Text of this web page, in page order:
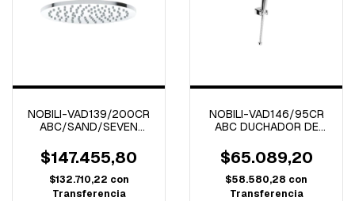
NOBILI-VAD139/200CR
ABC/SAND/SEVEN
CROMO 20 CM
$147.455,80
$132.710,22 con
Transferencia
NOBILI-VAD146/95CR
ABC DUCHADOR DE
$65.089,20
$58.580,28 con
Transferencia